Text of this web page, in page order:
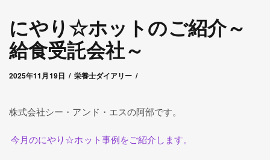
にやり☆ホットのご紹介～
給食受託会社～
2025年11月19日
2025年11月19日 栄養士ダイアリー
byシー・アンド・エス管理者
株式会社シー・アンド・エスの阿部です。
今月のにやり☆ホット事例をご紹介します。